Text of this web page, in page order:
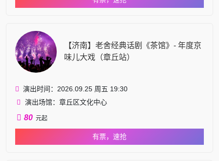
【济南】老舍经典话剧《茶馆》- 年度京
味儿大戏（章丘站）
演出时间：2026.09.25 周五 19:30
演出场馆：章丘区文化中心
80 元起
有票，速抢